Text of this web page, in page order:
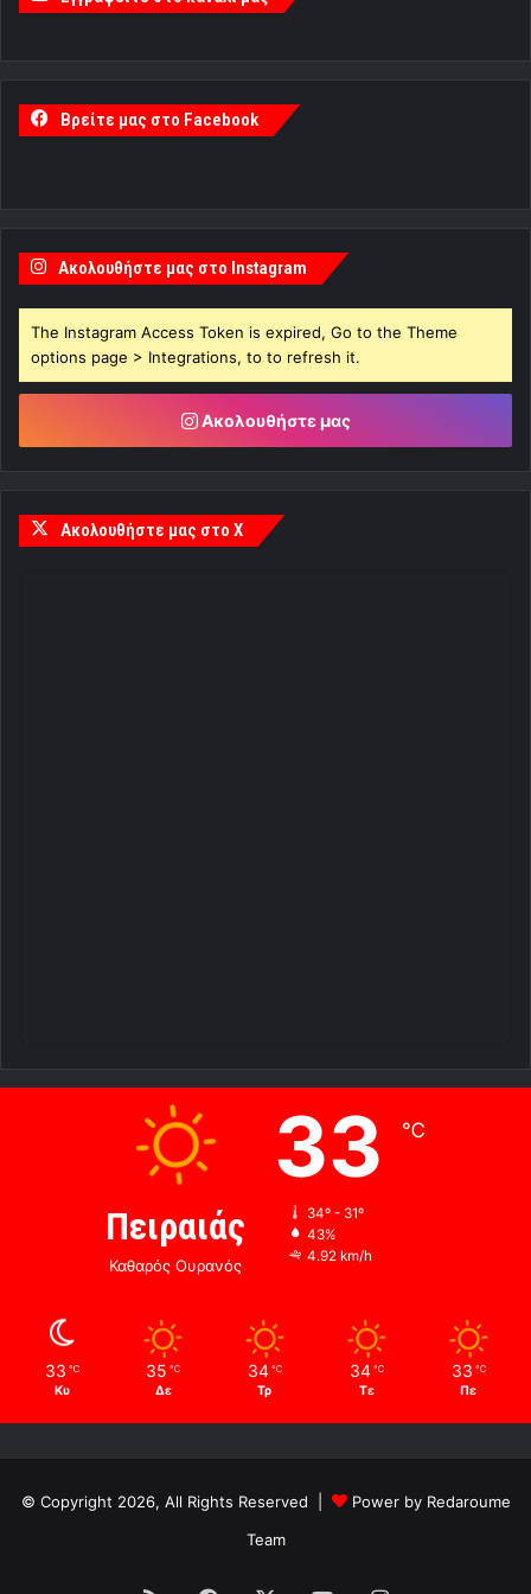
Βρείτε μας στο Facebook
Ακολουθήστε μας στο Instagram
The Instagram Access Token is expired, Go to the Theme
options page > Integrations, to to refresh it.
Ακολουθήστε μας
Ακολουθήστε μας στο X
Πειραιάς
Καθαρός Ουρανός
33 ℃
34º - 31º
43%
4.92 km/h
33 ℃
Κυ
35 ℃
Δε
34 ℃
Τρ
34 ℃
Τε
33 ℃
Πε
© Copyright 2026, All Rights Reserved |
Power by Redaroume
Team